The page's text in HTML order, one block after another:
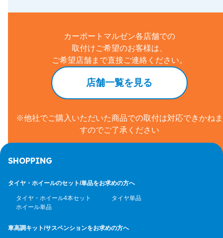
カーポートマルゼン各店舗での
取付けご希望のお客様は、
ご希望店舗まで直接ご連絡ください。
店舗一覧を見る
※他社でご購入いただいた商品での取付は対応できかねま
すのでご了承ください
SHOPPING
タイヤ・ホイールのセット/単品をお求めの方へ
タイヤ・ホイール4本セット
タイヤ単品
ホイール単品
車高調キット/サスペンションをお求めの方へ